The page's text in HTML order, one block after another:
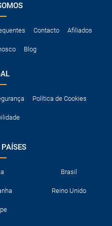
Contacto Afiliados
Blog
Política de Cookies
Brasil
Reino Unido